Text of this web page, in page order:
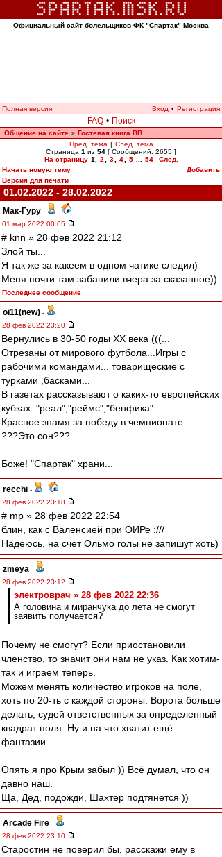
Официальный сайт болельщиков ФК "Спартак" Москва
Полная версия Вход • Регистрация
FAQ • Поиск
Общение на сайте » Гостевая книга ВВ
Пред. тема | След. тема
Страница 1 из 54 [ Сообщений: 2655 ]
На страницу 1 2 3 4 5 54
След.
Начать новую тему
Добавить
Версия для печати
01.02.2022 - 28.02.2022
Мак-Гуру -
01 мар 2022 00:05
# knn » 28 фев 2022 21:12
Злой ты...
Я так же за какеем в одном чатике следил)
Меня почти там забанили вчера за сказанное))
Последнее сообщение
oi11(new) -
28 фев 2022 23:20
Вернулись в 30-50 годы ХХ века (((...
Отрезаны от мирового футбола...Игры с
рабочими командами... товарищеские с
турками ,басками...
В газетах рассказывают о каких-то европейских
кубках: "реал","реймс","бенфика"...
Красное знамя за победу в чемпионате...
???Это сон???...
Боже! "Спартак" храни...
recchi -
28 фев 2022 23:18
# mp » 28 фев 2022 22:54
блин, как с Валенсией при ОИРе :///
Надеюсь, на счет Ольмо голы не запишут хоть)
zmeya -
28 фев 2022 23:12
электроврач » 28 фев 2022 22:36
А головина и миранчука до лета не смогут
заявить получается?
Почему не смогут? Если приостановили
членство, то значит они нам не указ. Как хотим-
так и играем теперь.
Можем менять количество игроков на поле,
хоть по 20-ть с каждой стороны. Ворота больше
делать, судей ответственных за определенный
квадрат поля. Ну и на что хватит ещё
фантазии.
Опять я про Крым забыл )) Всё думал, что он
давно наш.
Ща, Дед, подожди, Шахтер подтянется ))
Arcade Fire -
28 фев 2022 23:10
Старостин не поверил бы, расскажи ему в